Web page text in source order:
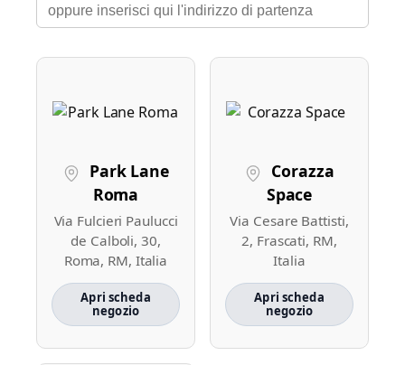
Park Lane
Roma
Via Fulcieri Paulucci
de Calboli, 30,
Roma, RM, Italia
Apri scheda
negozio
Corazza
Space
Via Cesare Battisti,
2, Frascati, RM,
Italia
Apri scheda
negozio